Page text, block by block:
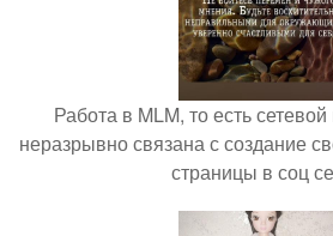
Работа в MLM, то есть
неразрывно связана с создание
страницы в соц